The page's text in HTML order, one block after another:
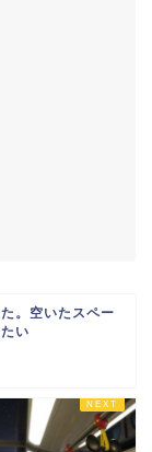
。空いたスペー
い